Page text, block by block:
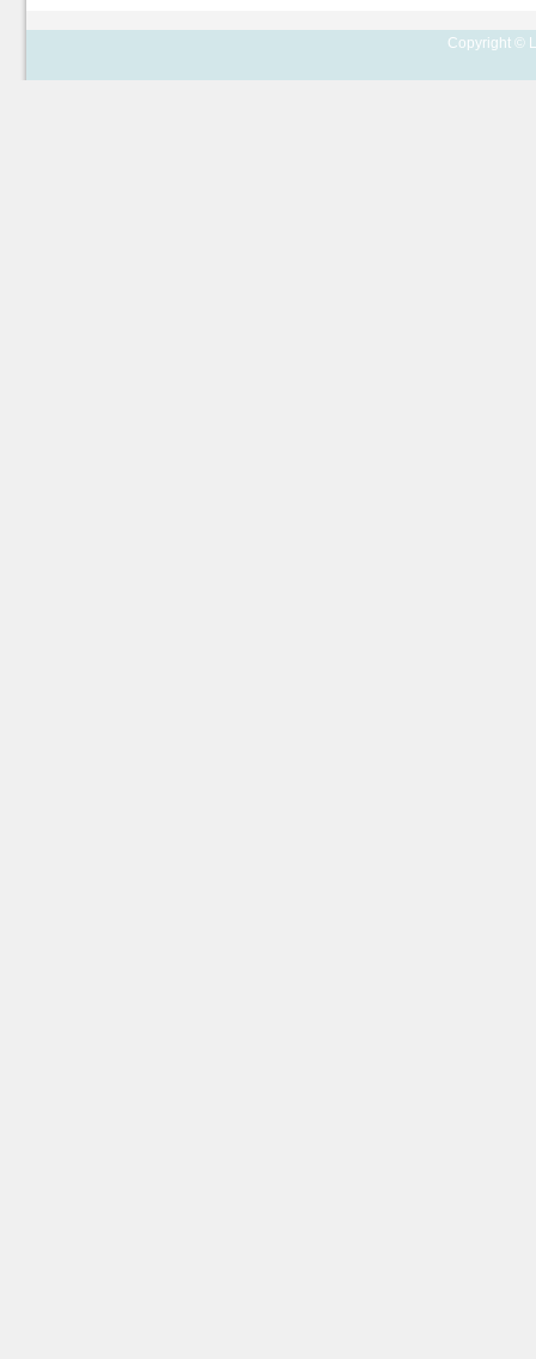
Copyright ©